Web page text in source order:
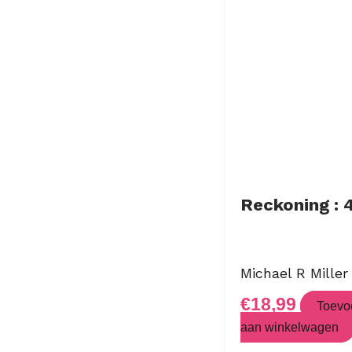
Reckoning :
Michael R Miller
€18,99
aan winkelwagen